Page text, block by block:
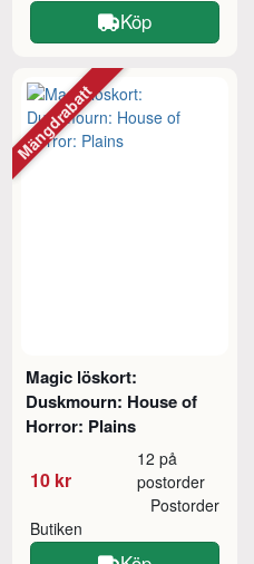
Köp
Magic löskort:
Duskmourn: House of
Horror: Plains
10 kr
12 på
postorder
Butiken
Postorder
Mängdrabatt